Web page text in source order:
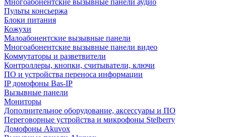
Многоабонентские вызывные панели аудио
Пульты консьержа
Блоки питания
Кожухи
Малоабонентские вызывные панели
Многоабонентские вызывные панели видео
Коммутаторы и разветвители
Контроллеры, кнопки, считыватели, ключи
ПО и устройства переноса информации
IP домофоны Bas-IP
Вызывные панели
Мониторы
Дополнительное оборудование, аксессуары и ПО
Переговорные устройства и микрофоны Stelberry
Домофоны Akuvox